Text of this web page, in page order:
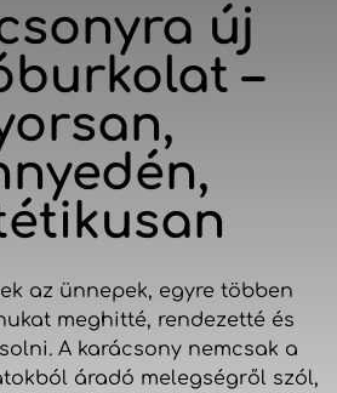
új
–
az ünnepek, egyre többen
meghitté, rendezetté és
A karácsony nemcsak a
áradó melegségről szól,